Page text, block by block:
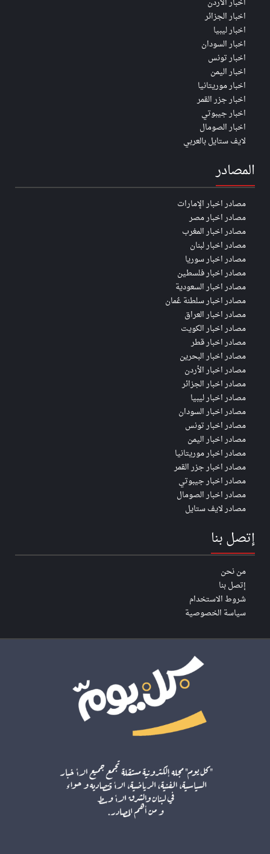
اخبار الجزائر
اخبار ليبيا
اخبار السودان
اخبار تونس
اخبار اليمن
اخبار موريتانيا
اخبار جزر القمر
اخبار جيبوتي
اخبار الصومال
لايف ستايل بالعربي
المصادر
مصادر اخبار الإمارات
مصادر اخبار مصر
مصادر اخبار المغرب
مصادر اخبار لبنان
مصادر اخبار سوريا
مصادر اخبار فلسطين
مصادر اخبار السعودية
مصادر اخبار سلطنة عُمان
مصادر اخبار العراق
مصادر اخبار الكويت
مصادر اخبار قطر
مصادر اخبار البحرين
مصادر اخبار الأردن
مصادر اخبار الجزائر
مصادر اخبار ليبيا
مصادر اخبار السودان
مصادر اخبار تونس
مصادر اخبار اليمن
مصادر اخبار موريتانيا
مصادر اخبار جزر القمر
مصادر اخبار جيبوتي
مصادر اخبار الصومال
مصادر لايف ستايل
إتصل بنا
من نحن
إتصل بنا
شروط الاستخدام
سياسة الخصوصية